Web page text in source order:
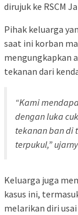
dirujuk ke RSCM
Pihak keluarga
saat ini korban
mengungkapkan
tekanan dari
“Kami
dengan luka
tekanan ban di
terpukul,”
Keluarga juga
kasus ini,
melarikan diri